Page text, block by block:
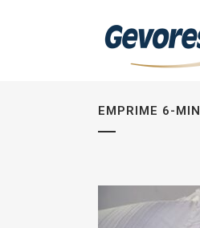
EMPRIME 6-MIN